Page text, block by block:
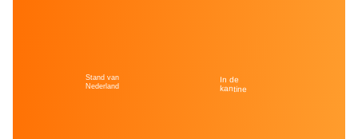
Stand van
Nederland
In de
kantine